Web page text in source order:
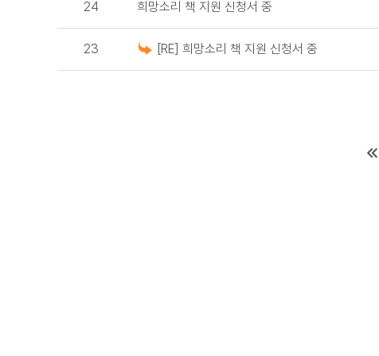
24 희망소리 책 지원 신청서 중
23 [RE] 희망소리 책 지원 신청서 중